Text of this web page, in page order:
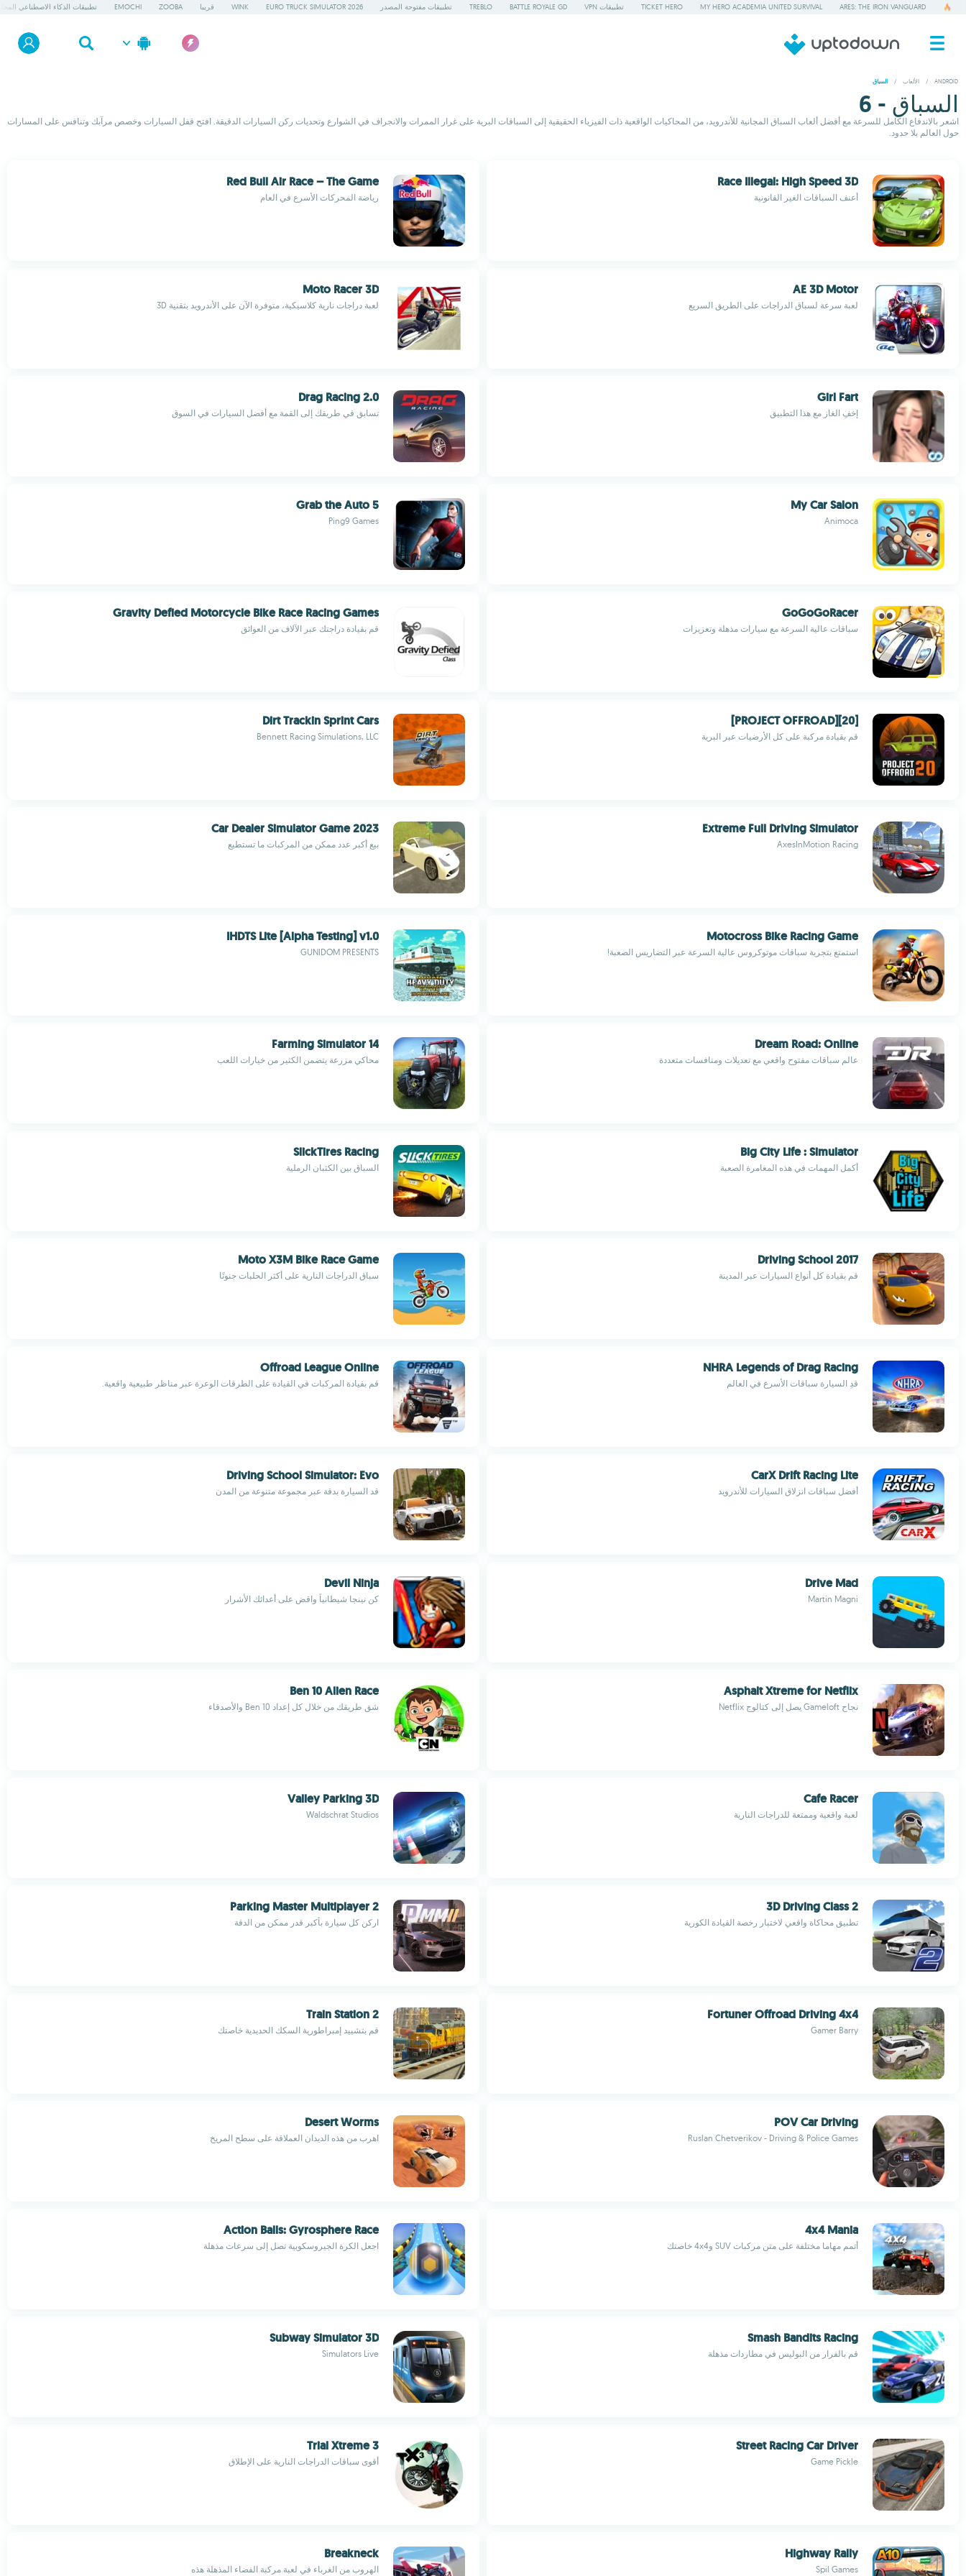
ARES: THE IRON VANGUARD
MY HERO ACADEMIA UNITED SURVIVAL
TICKET HERO تطبيقات VPN BATTLE ROYALE GD
TREBLO تطبيقات مفتوحة المصدر EURO TRUCK SIMULATOR 2026
WINK قريبا ZOOBA
EMOCHI تطبيقات الذكاء الاصطناعي
ANDROID
/ الألعاب / السباق
السباق - 6
اشعر بالاندفاع الكامل للسرعة مع أفضل ألعاب السباق المجانية للأندرويد، من المحاكيات الواقعية ذات الفيزياء الحقيقية إلى السباقات البرية على غرار الممرات والانجراف في الشوارع وتحديات ركن السيارات الدقيقة. افتح قفل السيارات وخصص مرآبك وتنافس على المسارات
حول العالم بلا حدود.
Race Illegal: High Speed 3D
أعنف السباقات الغير القانونية
Red Bull Air Race – The Game
رياضة المحركات الأسرع في العام
AE 3D Motor
لعبة سرعة لسباق الدراجات على الطريق السريع
Moto Racer 3D
لعبة دراجات نارية كلاسيكية، متوفرة الآن على الأندرويد بتقنية 3D
Girl Fart
إخفِ الغاز مع هذا التطبيق
Drag Racing 2.0
تسابق في طريقك إلى القمة مع أفضل السيارات في السوق
My Car Salon
Animoca
Grab the Auto 5
Ping9 Games
GoGoGoRacer
سباقات عالية السرعة مع سيارات مذهلة وتعزيزات
Gravity Defied Motorcycle Bike Race Racing Games
قم بقيادة دراجتك عبر الآلاف من العوائق
[PROJECT OFFROAD][20]
قم بقيادة مركبة على كل الأرضيات عبر البرية
Dirt Trackin Sprint Cars
Bennett Racing Simulations, LLC
Extreme Full Driving Simulator
AxesInMotion Racing
Car Dealer Simulator Game 2023
بيع أكبر عدد ممكن من المركبات ما تستطيع
Motocross Bike Racing Game
استمتع بتجربة سباقات موتوكروس عالية السرعة عبر التضاريس الصعبة!
IHDTS Lite [Alpha Testing] v1.0
GUNIDOM PRESENTS
Dream Road: Online
عالم سباقات مفتوح واقعي مع تعديلات ومنافسات متعددة
Farming Simulator 14
محاكي مزرعة يتضمن الكثير من خيارات اللعب
Big City Life : Simulator
أكمل المهمات في هذه المغامرة الصعبة
SlickTires Racing
السباق بين الكثبان الرملية
Driving School 2017
قم بقيادة كل أنواع السيارات عبر المدينة
Moto X3M Bike Race Game
سباق الدراجات النارية على أكثر الحلبات جنونًا
NHRA Legends of Drag Racing
قدِ السيارة سباقات الأسرع في العالم
Offroad League Online
قم بقيادة المركبات في القيادة على الطرقات الوعرة عبر مناظر طبيعية واقعية.
CarX Drift Racing Lite
أفضل سباقات انزلاق السيارات للأندرويد
Driving School Simulator: Evo
قد السيارة بدقة عبر مجموعة متنوعة من المدن
Drive Mad
Martin Magni
Devil Ninja
كن نينجا شيطانياً واقض على أعدائك الأشرار
Asphalt Xtreme for Netflix
نجاح Gameloft يصل إلى كتالوج Netflix
Ben 10 Alien Race
شق طريقك من خلال كل إعداد Ben 10 والأصدقاء
Cafe Racer
لعبة واقعية وممتعة للدراجات النارية
Valley Parking 3D
Waldschrat Studios
3D Driving Class 2
تطبيق محاكاة واقعي لاختبار رخصة القيادة الكورية
Parking Master Multiplayer 2
اركن كل سيارة بأكبر قدر ممكن من الدقة
Fortuner Offroad Driving 4x4
Gamer Barry
Train Station 2
قم بتشييد إمبراطورية السكك الحديدية خاصتك
POV Car Driving
Ruslan Chetverikov - Driving & Police Games
Desert Worms
اهرب من هذه الديدان العملاقة على سطح المريخ
4x4 Mania
أتمم مهاما مختلفة على متن مركبات SUV و4x4 خاصتك
Action Balls: Gyrosphere Race
اجعل الكرة الجيروسكوبية تصل إلى سرعات مذهلة
Smash Bandits Racing
قم بالفرار من البوليس في مطاردات مذهلة
Subway Simulator 3D
Simulators Live
Street Racing Car Driver
Game Pickle
Trial Xtreme 3
أقوى سباقات الدراجات النارية على الإطلاق
Highway Rally
Spil Games
Breakneck
الهروب من الغرباء في لعبة مركبة الفضاء المذهلة هذه